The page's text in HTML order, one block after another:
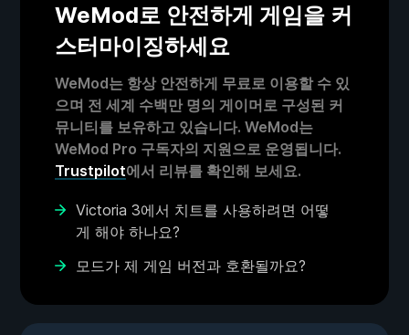
WeMod로 안전하게 게임을 커
스터마이징하세요
WeMod는 항상 안전하게 무료로 이용할 수 있
으며 전 세계 수백만 명의 게이머로 구성된 커
뮤니티를 보유하고 있습니다. WeMod는
WeMod Pro 구독자의 지원으로 운영됩니다.
Trustpilot에서 리뷰를 확인해 보세요.
Victoria 3에서 치트를 사용하려면 어떻
게 해야 하나요?
모드가 제 게임 버전과 호환될까요?